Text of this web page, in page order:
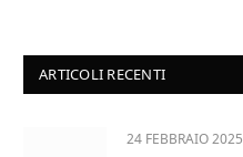
ARTICOLI RECENTI
24 FEBBRAIO 2025